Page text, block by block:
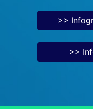
>>
>>